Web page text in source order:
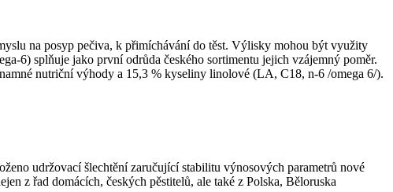
na posyp pečiva, k přimíchávání do těst. Výlisky mohou být využity
6) splňuje jako první odrůda českého sortimentu jejich vzájemný poměr.
nutriční výhody a 15,3 % kyseliny linolové (LA, C18, n-6 /omega 6/).
udržovací šlechtění zaručující stabilitu výnosových parametrů nové
z řad domácích, českých pěstitelů, ale také z Polska, Běloruska